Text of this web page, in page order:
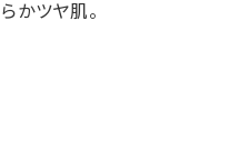
かツヤ肌。